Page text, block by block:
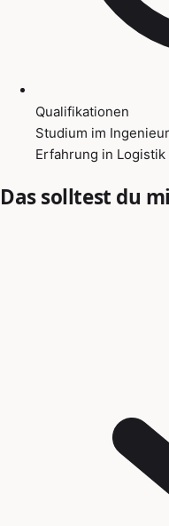
Qualifikationen
Studium im
Erfahrung in
Das solltest du